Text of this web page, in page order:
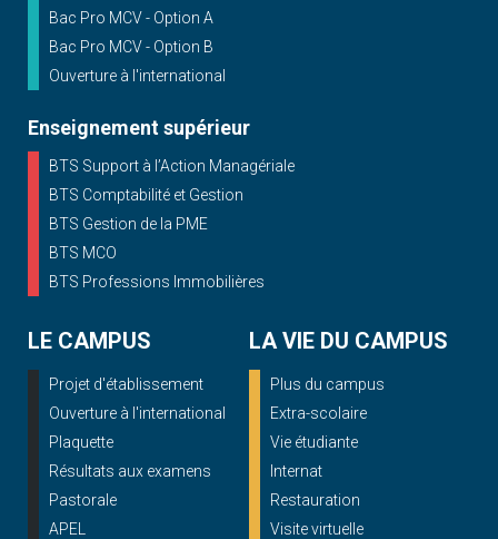
Bac Pro MCV - Option A
Bac Pro MCV - Option B
Ouverture à l'international
Enseignement supérieur
BTS Support à l’Action Managériale
BTS Comptabilité et Gestion
BTS Gestion de la PME
BTS MCO
BTS Professions Immobilières
LE CAMPUS
Projet d'établissement
Ouverture à l'international
Plaquette
Résultats aux examens
Pastorale
APEL
LA VIE DU CAMPUS
Plus du campus
Extra-scolaire
Vie étudiante
Internat
Restauration
Visite virtuelle